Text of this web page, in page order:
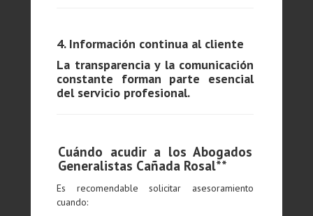
4. Información continua al cliente
La transparencia y la comunicación
constante forman parte esencial
del servicio profesional.
Cuándo acudir a los Abogados
Generalistas Cañada Rosal**
Es recomendable solicitar asesoramiento
cuando: